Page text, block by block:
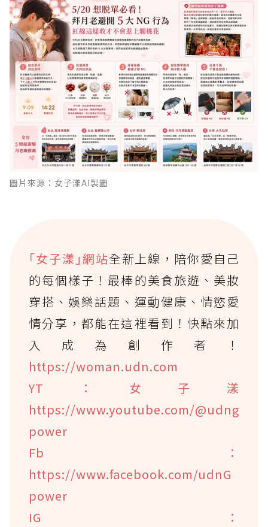
圖片來源：女子漾AI製圖
｢女子漾｣網站全新上線，陪你愛自己
的每個樣子！最棒的美食旅遊、美妝
穿搭、娛樂話題、運動健康、情慾愛
情分享，都能在這裡看到！快點來加
入成為創作者！
https://woman.udn.com
YT：女子漾
https://www.youtube.com/@udng
power
Fb：
https://www.facebook.com/udnG
power
IG：